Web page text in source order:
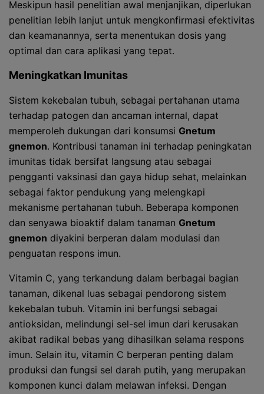
Meskipun hasil penelitian awal menjanjikan, diperlukan
penelitian lebih lanjut untuk mengkonfirmasi efektivitas
dan keamanannya, serta menentukan dosis yang
optimal dan cara aplikasi yang tepat.
Meningkatkan Imunitas
Sistem kekebalan tubuh, sebagai pertahanan utama
terhadap patogen dan ancaman internal, dapat
memperoleh dukungan dari konsumsi Gnetum
gnemon. Kontribusi tanaman ini terhadap peningkatan
imunitas tidak bersifat langsung atau sebagai
pengganti vaksinasi dan gaya hidup sehat, melainkan
sebagai faktor pendukung yang melengkapi
mekanisme pertahanan tubuh. Beberapa komponen
dan senyawa bioaktif dalam tanaman Gnetum
gnemon diyakini berperan dalam modulasi dan
penguatan respons imun.
Vitamin C, yang terkandung dalam berbagai bagian
tanaman, dikenal luas sebagai pendorong sistem
kekebalan tubuh. Vitamin ini berfungsi sebagai
antioksidan, melindungi sel-sel imun dari kerusakan
akibat radikal bebas yang dihasilkan selama respons
imun. Selain itu, vitamin C berperan penting dalam
produksi dan fungsi sel darah putih, yang merupakan
komponen kunci dalam melawan infeksi. Dengan